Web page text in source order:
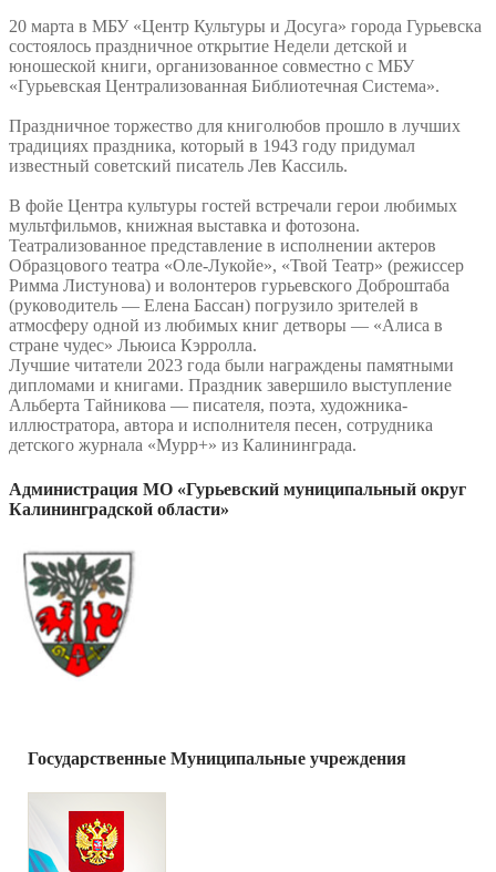
20 марта в МБУ «Центр Культуры и Досуга» города Гурьевска
состоялось праздничное открытие Недели детской и
юношеской книги, организованное совместно с МБУ
«Гурьевская Централизованная Библиотечная Система».
Праздничное торжество для книголюбов прошло в лучших
традициях праздника, который в 1943 году придумал
известный советский писатель Лев Кассиль.
В фойе Центра культуры гостей встречали герои любимых
мультфильмов, книжная выставка и фотозона.
Театрализованное представление в исполнении актеров
Образцового театра «Оле-Лукойе», «Твой Театр» (режиссер
Римма Листунова) и волонтеров гурьевского Доброштаба
(руководитель — Елена Бассан) погрузило зрителей в
атмосферу одной из любимых книг детворы — «Алиса в
стране чудес» Льюиса Кэрролла.
Лучшие читатели 2023 года были награждены памятными
дипломами и книгами. Праздник завершило выступление
Альберта Тайникова — писателя, поэта, художника-
иллюстратора, автора и исполнителя песен, сотрудника
детского журнала «Мурр+» из Калининграда.
Администрация МО «Гурьевский муниципальный округ
Калининградской области»
Государственные Муниципальные учреждения